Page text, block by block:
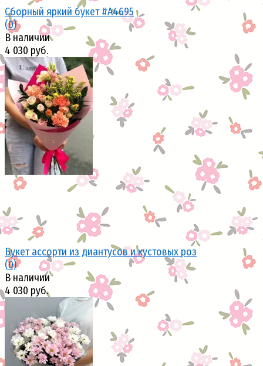
избранное сравнить
Сборный яркий букет #A4695
(0)
В наличии
4 030 руб.
избранное сравнить
Букет ассорти из диантусов и кустовых роз
(0)
В наличии
4 030 руб.